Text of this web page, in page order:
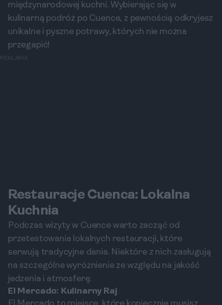
międzynarodowej kuchni. Wybierając się w
kulinarną podróż po Cuence, z pewnością odkryjesz
unikalne i pyszne potrawy, których nie można
przegapić!
REKLAMA
Restauracje Cuenca: Lokalna
Kuchnia
Podczas wizyty w Cuence warto zacząć od
przetestowania lokalnych restauracji, które
serwują tradycyjne dania. Niektóre z nich zasługują
na szczególne wyróżnienie ze względu na jakość
jedzenia i atmosferę.
El Mercado: Kulinarny Raj